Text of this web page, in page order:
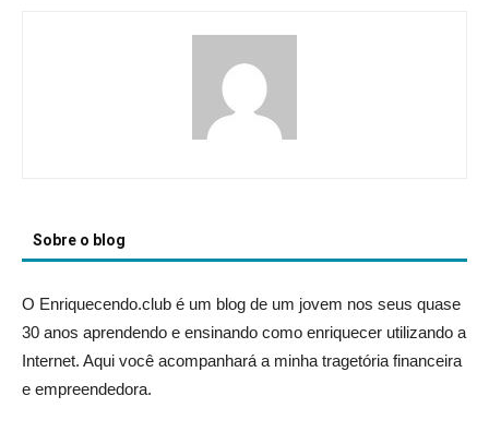
Sobre o blog
O Enriquecendo.club é um blog de um jovem nos seus quase
30 anos aprendendo e ensinando como enriquecer utilizando a
Internet. Aqui você acompanhará a minha tragetória financeira
e empreendedora.